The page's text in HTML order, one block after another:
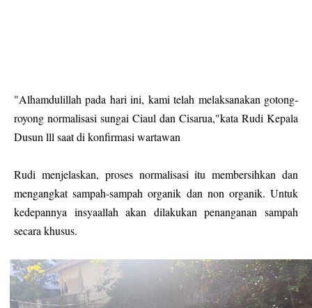
"Alhamdulillah pada hari ini, kami telah melaksanakan gotong-
royong normalisasi sungai Ciaul dan Cisarua,"kata Rudi Kepala
Dusun lll saat di konfirmasi wartawan
Rudi menjelaskan, proses normalisasi itu membersihkan dan
mengangkat sampah-sampah organik dan non organik. Untuk
kedepannya insyaallah akan dilakukan penanganan sampah
secara khusus.